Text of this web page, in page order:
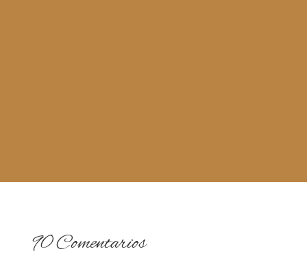
90 Comentarios